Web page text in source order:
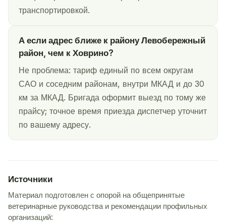
транспортировкой.
А если адрес ближе к району Левобережный
район, чем к Ховрино?
Не проблема: тариф единый по всем округам
САО и соседним районам, внутри МКАД и до 30
км за МКАД. Бригада оформит выезд по тому же
прайсу; точное время приезда диспетчер уточнит
по вашему адресу.
Источники
Материал подготовлен с опорой на общепринятые
ветеринарные руководства и рекомендации профильных
организаций: